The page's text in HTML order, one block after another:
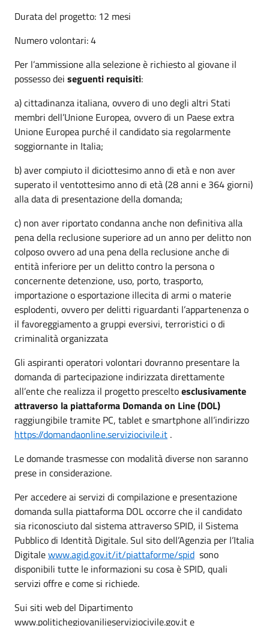
Durata del progetto: 12 mesi
Numero volontari: 4
Per l’ammissione alla selezione è richiesto al giovane il
possesso dei seguenti requisiti:
a) cittadinanza italiana, ovvero di uno degli altri Stati
membri dell’Unione Europea, ovvero di un Paese extra
Unione Europea purché il candidato sia regolarmente
soggiornante in Italia;
b) aver compiuto il diciottesimo anno di età e non aver
superato il ventottesimo anno di età (28 anni e 364 giorni)
alla data di presentazione della domanda;
c) non aver riportato condanna anche non definitiva alla
pena della reclusione superiore ad un anno per delitto non
colposo ovvero ad una pena della reclusione anche di
entità inferiore per un delitto contro la persona o
concernente detenzione, uso, porto, trasporto,
importazione o esportazione illecita di armi o materie
esplodenti, ovvero per delitti riguardanti l’appartenenza o
il favoreggiamento a gruppi eversivi, terroristici o di
criminalità organizzata
Gli aspiranti operatori volontari dovranno presentare la
domanda di partecipazione indirizzata direttamente
all’ente che realizza il progetto presceltoesclusivamente
attraverso la piattaforma Domanda on Line (DOL)
raggiungibile tramite PC, tablet e smartphone all’indirizzo
https://domandaonline.serviziocivile.it .
Le domande trasmesse con modalità diverse non saranno
prese in considerazione.
Per accedere ai servizi di compilazione e presentazione
domanda sulla piattaforma DOL occorre che il candidato
sia riconosciuto dal sistema attraverso SPID, il Sistema
Pubblico di Identità Digitale. Sul sito dell’Agenzia per l’Italia
Digitalewww.agid.gov.it/it/piattaforme/spid sono
disponibili tutte le informazioni su cosa è SPID, quali
servizi offre e come si richiede.
Sui siti web del Dipartimento
www.politichegiovanilieserviziocivile.gov.it e